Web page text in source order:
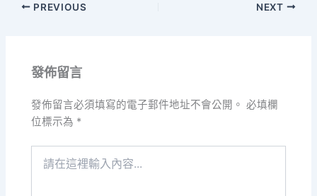
PREVIOUS NEXT
發佈留言
發佈留言必須填寫的電子郵件地址不會公開。 必填欄
位標示為 *